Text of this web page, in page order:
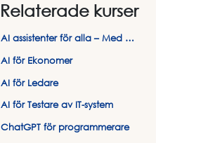
Relaterade kurser
AI assistenter för alla – Med ChatGPT och Copilot
AI för Ekonomer
AI för Ledare
AI för Testare av IT-system
ChatGPT för programmerare